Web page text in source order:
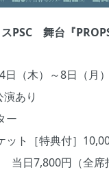
PSC 舞台『
（木）～8日（月）
あり
ー
ット［特典付］
日7,800円（全席指